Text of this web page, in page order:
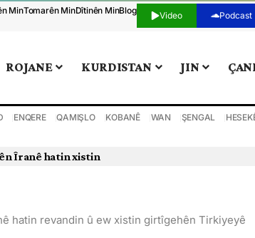
MinTomarên MinDîtinên MinBlog Video Podcast
ROJANE KURDISTAN JIN
ENQERE QAMIŞLO KOBANÊ WAN ŞENGAL
Îranê hatin xistin
hatin revandin û ew xistin girtîgehên Tirkiyeyê